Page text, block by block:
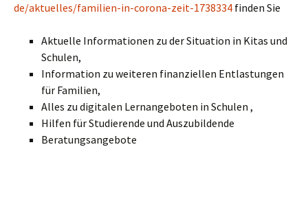
de/aktuelles/familien-in-corona-zeit-1738334 finden Sie
Aktuelle Informationen zu der Situation in Kitas und
Schulen,
Information zu weiteren finanziellen Entlastungen
für Familien,
Alles zu digitalen Lernangeboten in Schulen ,
Hilfen für Studierende und Auszubildende
Beratungsangebote